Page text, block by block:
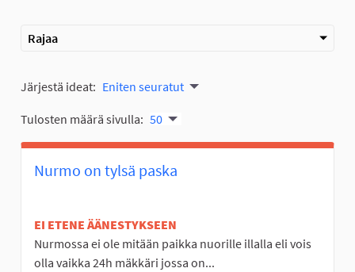
Rajaa
Järjestä ideat: Eniten seuratut
Tulosten määrä sivulla: 50
Nurmo on tylsä paska
EI ETENE ÄÄNESTYKSEEN
Nurmossa ei ole mitään paikka nuorille illalla eli vois
olla vaikka 24h mäkkäri jossa on...